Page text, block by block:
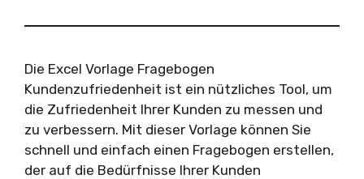
Die Excel Vorlage Fragebogen
Kundenzufriedenheit ist ein nützliches Tool, um
die Zufriedenheit Ihrer Kunden zu messen und
zu verbessern. Mit dieser Vorlage können Sie
schnell und einfach einen Fragebogen erstellen,
der auf die Bedürfnisse Ihrer Kunden